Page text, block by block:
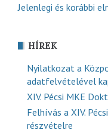
Jelenlegi és korábbi
HÍREK
Nyilatkozat a
adatfelvételével
XIV. Pécsi MKE
Felhívás a XIV.
részvételre